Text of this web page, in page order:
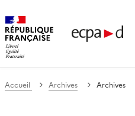
de
Accueil Archives Archives